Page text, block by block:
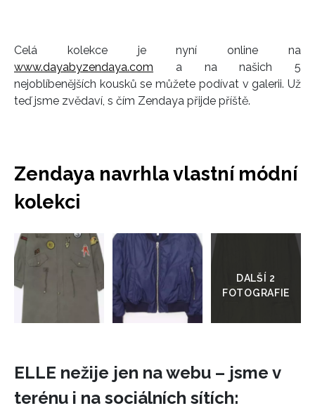
Celá kolekce je nyní online na
www.dayabyzendaya.com a na našich 5
nejoblíbenějších kousků se můžete podívat v galerii. Už
teď jsme zvědaví, s čím Zendaya přijde příště.
Zendaya navrhla vlastní módní
kolekci
galerie
ELLE nežije jen na webu – jsme v
terénu i na sociálních sítích: